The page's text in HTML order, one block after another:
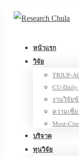
หน้าแรก
วิจัย
TRIUP-
CU-Daily
งานวิจัย
ความเชี่
Most-
บริจาค
ทุนวิจัย